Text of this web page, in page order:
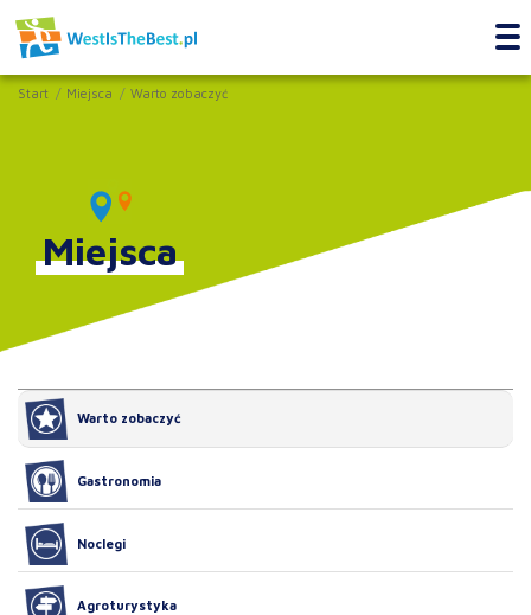
Start Miejsca Warto zobaczyć
Miejsca
Warto zobaczyć
Gastronomia
Noclegi
Agroturystyka